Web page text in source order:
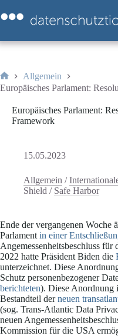
Inhalt
springen
Start
Allgemein
Europäisches Parlament:
Europäisches Parlament:
Framework
15.05.2023
Allgemein /
Shield / Safe Harbor
Ende der vergangenen Woche
Parlament in einer
Angemessenheitsbeschluss
2022 hatte Präsident Biden die
unterzeichnet. Diese
Schutz personenbezogener
berichteten). Diese Anordnung
Bestandteil derneuen
(sog. Trans-Atlantic Data
neuen
Kommission für die USA